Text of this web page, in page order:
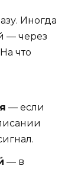
Иногда
— через
что
— если
— в